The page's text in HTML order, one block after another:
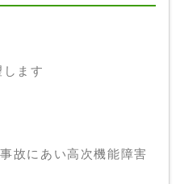
ます
故にあい高次機能障害